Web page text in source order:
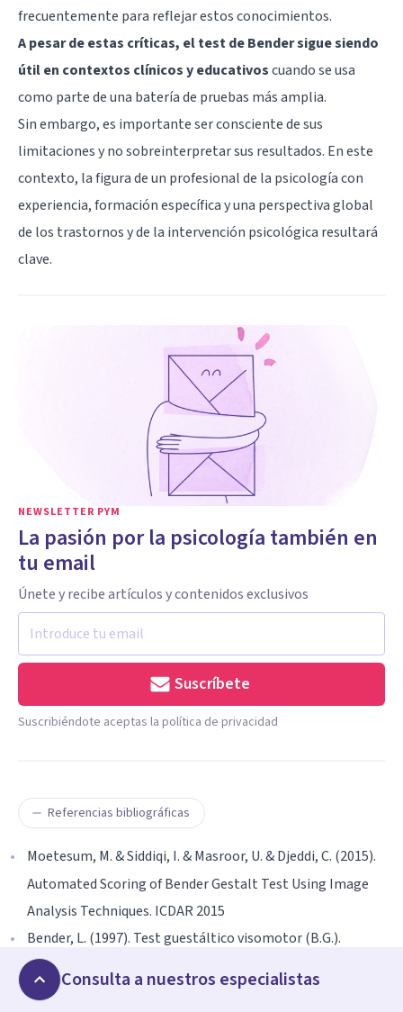
frecuentemente para reflejar estos conocimientos.
A pesar de estas críticas, el test de Bender sigue siendo
útil en contextos clínicos y educativoscuando se usa
como parte de una batería de pruebas más amplia.
Sin embargo, es importante ser consciente de sus
limitaciones y no sobreinterpretar sus resultados. En este
contexto, la figura de un profesional de la psicología con
experiencia, formación específica y una perspectiva global
de los trastornos y de la intervención psicológica resultará
clave.
NEWSLETTER PYM
La pasión por la psicología también en
tu email
Únete y recibe artículos y contenidos exclusivos
Suscríbete
Suscribiéndote aceptas la política de privacidad
Referencias bibliográficas
Moetesum, M. & Siddiqi, I. & Masroor, U. & Djeddi, C. (2015).
Automated Scoring of Bender Gestalt Test Using Image
Analysis Techniques. ICDAR 2015
Bender, L. (1997). Test guestáltico visomotor (B.G.).
Paidós. p. 15-16. ISBN 84-7509-308-6.
Consulta a nuestros especialistas